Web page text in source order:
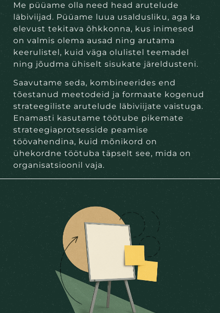
Me püüame olla need head arutelude
läbiviijad. Püüame luua usaldusliku, aga ka
elevust tekitava õhkkonna, kus inimesed
on valmis olema ausad ning arutama
keerulistel, kuid väga olulistel teemadel
ning jõudma ühiselt sisukate järeldusteni.
Saavutame seda, kombineerides end
tõestanud meetodeid ja formaate kogenud
strateegiliste arutelude läbiviijate vaistuga.
Enamasti kasutame töötube pikemate
strateegiaprotsesside peamise
töövahendina, kuid mõnikord on
ühekordne töötuba täpselt see, mida on
organisatsioonil vaja.